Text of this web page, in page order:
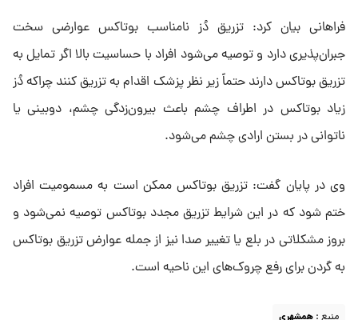
فراهانی بیان کرد: تزریق دُز نامناسب بوتاکس عوارضی سخت
جبران‌پذیری دارد و توصیه می‌شود افراد با حساسیت بالا اگر تمایل به
تزریق بوتاکس دارند حتماً زیر نظر پزشک اقدام به تزریق کنند چراکه دُز
زیاد بوتاکس در اطراف چشم باعث بیرون‌زدگی چشم، دوبینی یا
ناتوانی در بستن ارادی چشم می‌شود.
وی در پایان گفت: تزریق بوتاکس ممکن است به مسمومیت افراد
ختم شود که در این شرایط تزریق مجدد بوتاکس توصیه نمی‌شود و
بروز مشکلاتی در بلع یا تغییر صدا نیز از جمله عوارض تزریق بوتاکس
به گردن برای رفع چروک‌های این ناحیه است.